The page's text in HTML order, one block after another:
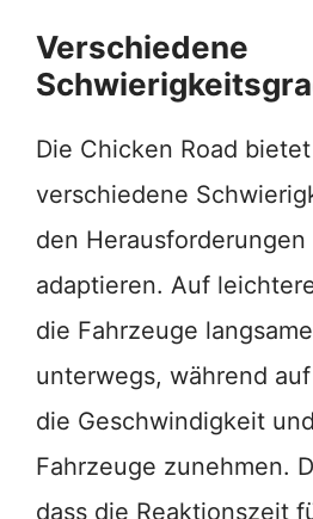
Verschiedene
Die Chicken Road
verschiedene
den
adaptieren. Auf
die Fahrzeuge
unterwegs, während
die Geschwindigkeit
Fahrzeuge zunehmen.
dass die Reaktionszeit